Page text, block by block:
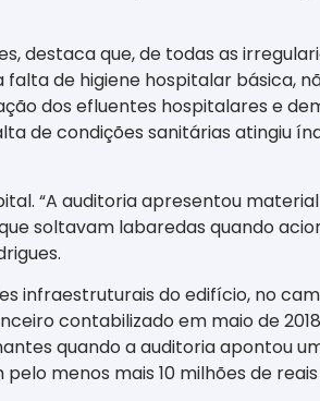
destaca que, de todas as
de higiene hospitalar básica,
dos efluentes hospitalares e
de condições sanitárias atingiu
“A auditoria apresentou
soltavam labaredas quando
infraestruturais do edifício, no
contabilizado em maio de
quando a auditoria apontou
menos mais 10 milhões de